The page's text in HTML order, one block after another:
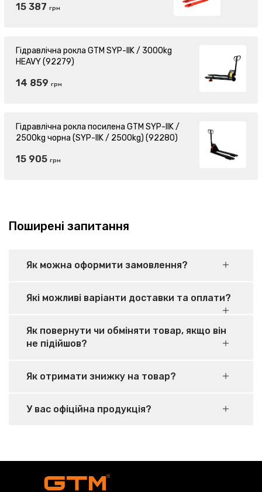
15 387 грн
Гідравлічна рокла GTM SYP-IIK / 3000kg
HEAVY (92279)
14 859 грн
Гідравлічна рокла посилена GTM SYP-IIK /
2500kg чорна (SYP-IIK / 2500kg) (92280)
15 905 грн
Поширені запитання
Як можна оформити замовлення?
Які можливі варіанти доставки та оплати?
Як повернути чи обміняти товар, якщо він
не підійшов?
Як отримати знижку на товар?
У вас офіційна продукція?